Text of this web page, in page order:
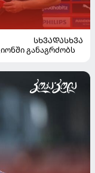
ᲡᲮᲕᲐᲓᲐᲡᲮᲕᲐ
განაგრძობს